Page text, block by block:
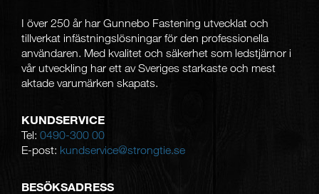
I över 250 år har Gunnebo Fastening utvecklat och
tillverkat infästningslösningar för den professionella
användaren. Med kvalitet och säkerhet som ledstjärnor i
vår utveckling har ett av Sveriges starkaste och mest
aktade varumärken skapats.
KUNDSERVICE
Tel: 0490-300 00
E-post: kundservice@strongtie.se
BESÖKSADRESS